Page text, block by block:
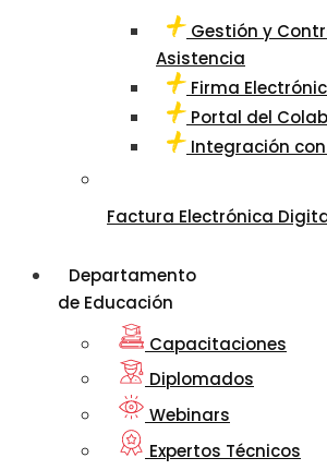
Gestión y
Asistencia
Firma
Portal del
Integración con
Factura Electrónica
Departamento
de Educación
Capacitaciones
Diplomados
Webinars
Expertos Técnicos